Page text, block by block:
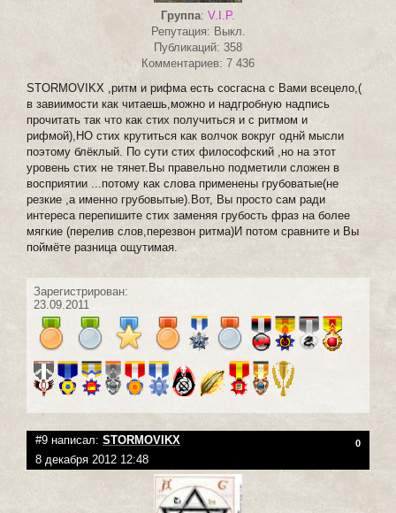
Группа: V.I.P.
Репутация: Выкл.
Публикаций: 358
Комментариев: 7 436
STORMOVIKX ,ритм и рифма есть сосгасна с Вами всецело,(
в завиимости как читаешь,можно и надгробную надпись
прочитать так что как стих получиться и с ритмом и
рифмой),НО стих крутиться как волчок вокруг однй мысли
поэтому блёклый. По сути стих философский ,но на этот
уровень стих не тянет.Вы правельно подметили сложен в
восприятии ...потому как слова применены грубоватые(не
резкие ,а именно грубовытые).Вот, Вы просто сам ради
интереса перепишите стих заменяя грубость фраз на более
мягкие (перелив слов,перезвон ритма)И потом сравните и Вы
поймёте разница ощутимая.
Зарегистрирован:
23.09.2011
#9 написал: STORMOVIKX 0
8 декабря 2012 12:48